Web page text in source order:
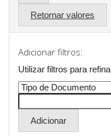
Retornar valores
Adicionar filtros:
Utilizar filtros para